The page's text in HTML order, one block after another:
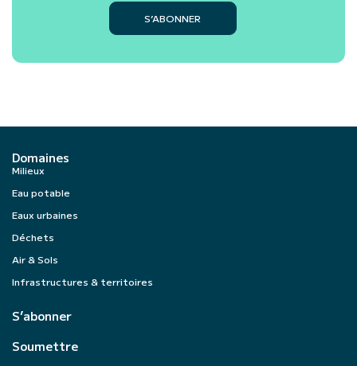
S’ABONNER
Domaines
Milieux
Eau potable
Eaux urbaines
Déchets
Air & Sols
Infrastructures & territoires
S’abonner
Soumettre